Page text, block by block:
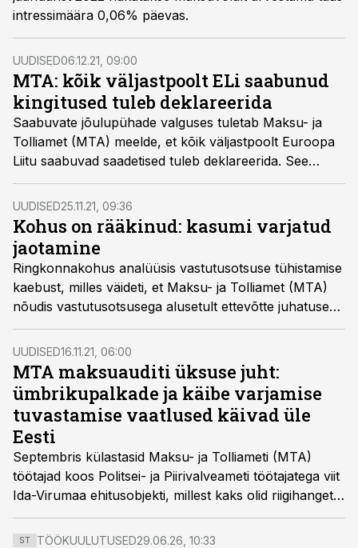
intressimäära 0,06% päevas.
UUDISED06.12.21, 09:00
MTA: kõik väljastpoolt ELi saabunud
kingitused tuleb deklareerida
Saabuvate jõulupühade valguses tuletab Maksu- ja
Tolliamet (MTA) meelde, et kõik väljastpoolt Euroopa
Liitu saabuvad saadetised tuleb deklareerida. See
puudutab nii kõiki eraisikult eraisikule tasuta ehk
kingitusena saadetud pakke kui ka e-poodidest tellitud
saadetisi.
UUDISED25.11.21, 09:36
Kohus on rääkinud: kasumi varjatud
jaotamine
Ringkonnakohus analüüsis vastutusotsuse tühistamise
kaebust, milles väideti, et Maksu- ja Tolliamet (MTA)
nõudis vastutusotsusega alusetult ettevõtte juhatuse
liikmelt äriühingu maksuvõla solidaarset tasumist.
UUDISED16.11.21, 06:00
MTA maksuauditi üksuse juht:
ümbrikupalkade ja käibe varjamise
tuvastamise vaatlused käivad üle
Eesti
Septembris külastasid Maksu- ja Tolliameti (MTA)
töötajad koos Politsei- ja Piirivalveameti töötajatega viit
Ida-Virumaa ehitusobjekti, millest kaks olid riigihangete
objektid.
ST TÖÖKUULUTUSED29.06.26, 10:33